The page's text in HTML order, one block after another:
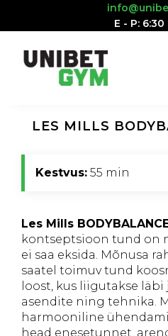
E - P:
LES MILLS
Kestvus: 55 min
Les Mills
kontseptsioon tund on
ei saa eksida. Mõnusa
saatel toimuv tund
loost, kus liigutakse
asendite ning tehnika.
harmooniline
head enesetunnet,